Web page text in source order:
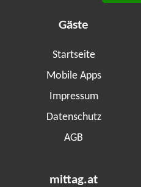
Gäste
Startseite
Mobile Apps
Impressum
Datenschutz
AGB
mittag.at